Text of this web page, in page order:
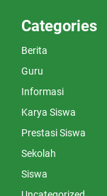
Categories
Berita
Guru
Informasi
Karya Siswa
Prestasi Siswa
Sekolah
Siswa